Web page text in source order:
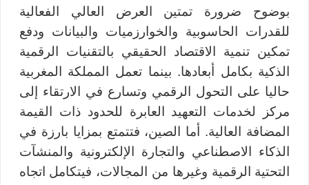
بوضوح ضرورة تمتين العرض العالي الفعالية
للقدرات الحاسوبية والخوارزميات والبيانات ودفع
تمكين تنمية الاقتصاد الحقيقي بالتقنيات الرقمية
الذكية بكامل أبعادها. بينما تعمل المملكة المغربية
حاليا على التحول الرقمي وتسارع في الارتقاء إلى
مركز لخدمات التعهيد العابرة للحدود ذات القيمة
المضافة العالية. أما الصين، فتتمتع بمزايا بارزة في
الذكاء الاصطناعي والتجارة الإلكترونية والمنشآت
التحتية الرقمية وغيرها من المجالات، فيتكامل اتجاه